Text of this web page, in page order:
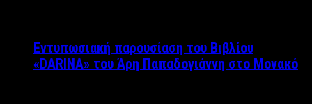
Εντυπωσιακή παρουσίαση του Βιβλίου
«DARINA» του Άρη Παπαδογιάννη στο Μονακό